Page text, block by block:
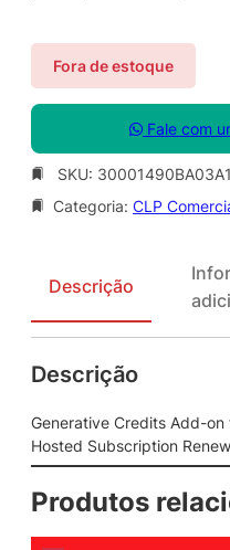
Fora de estoque
Fale com
SKU:
Categoria: CLP
Descrição
Descrição
Generative Credits Add-
Hosted Subscription
Produtos